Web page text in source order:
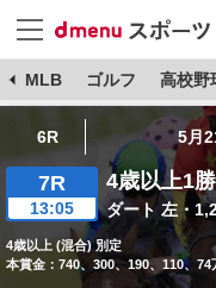
MLB ゴルフ 高校野
6R 5月
7R
13:05
4歳以上1
ダート 左・
4歳以上 (混合) 別定
本賞金：740、300、190、110、74